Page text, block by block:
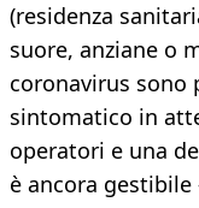
(residenza
suore, anziane o
coronavirus sono
sintomatico in
operatori e una
è ancora gestibile